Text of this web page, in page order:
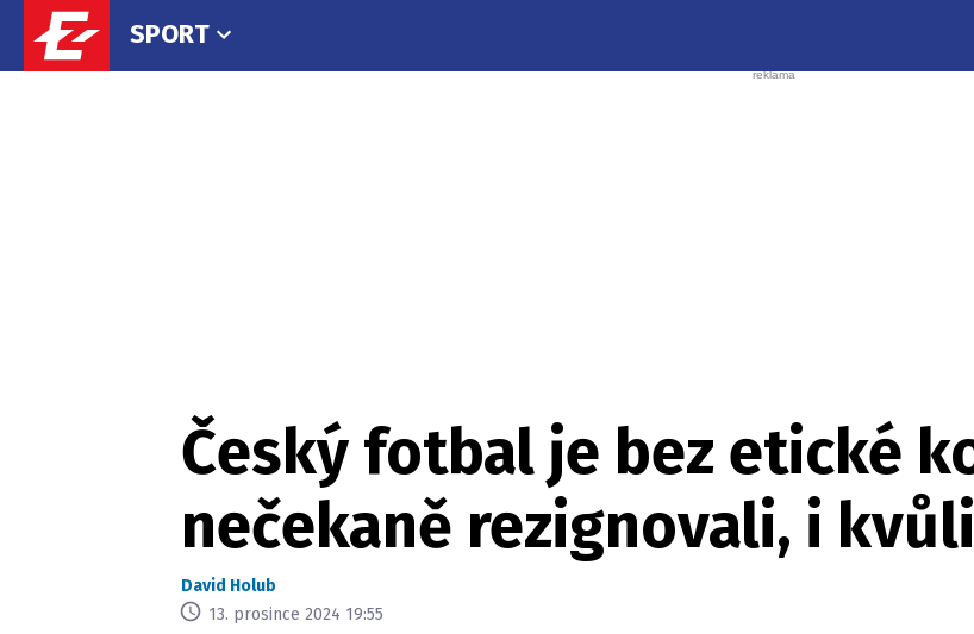
SPORT
Český fotbal je bez etické
nečekaně rezignovali, i
David Holub
13. prosince 2024 19:55